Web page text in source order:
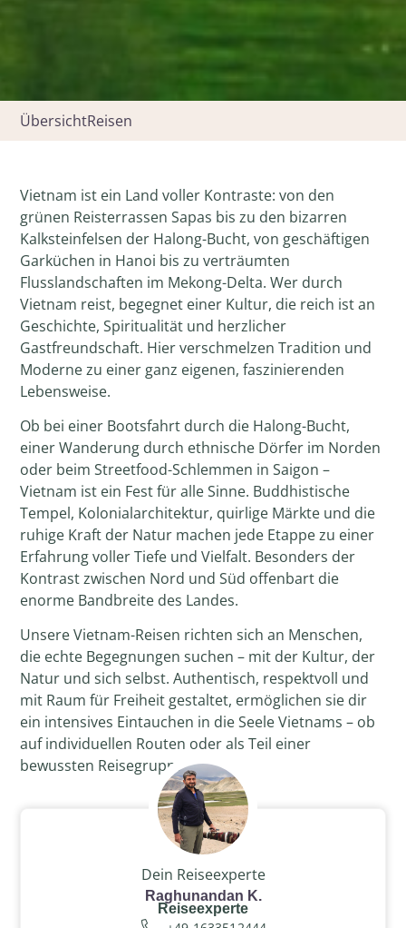
ÜbersichtReisen
Vietnam ist ein Land voller Kontraste: von den
grünen Reisterrassen Sapas bis zu den bizarren
Kalksteinfelsen der Halong-Bucht, von geschäftigen
Garküchen in Hanoi bis zu verträumten
Flusslandschaften im Mekong-Delta. Wer durch
Vietnam reist, begegnet einer Kultur, die reich ist an
Geschichte, Spiritualität und herzlicher
Gastfreundschaft. Hier verschmelzen Tradition und
Moderne zu einer ganz eigenen, faszinierenden
Lebensweise.
Ob bei einer Bootsfahrt durch die Halong-Bucht,
einer Wanderung durch ethnische Dörfer im Norden
oder beim Streetfood-Schlemmen in Saigon –
Vietnam ist ein Fest für alle Sinne. Buddhistische
Tempel, Kolonialarchitektur, quirlige Märkte und die
ruhige Kraft der Natur machen jede Etappe zu einer
Erfahrung voller Tiefe und Vielfalt. Besonders der
Kontrast zwischen Nord und Süd offenbart die
enorme Bandbreite des Landes.
Unsere Vietnam-Reisen richten sich an Menschen,
die echte Begegnungen suchen – mit der Kultur, der
Natur und sich selbst. Authentisch, respektvoll und
mit Raum für Freiheit gestaltet, ermöglichen sie dir
ein intensives Eintauchen in die Seele Vietnams – ob
auf individuellen Routen oder als Teil einer
bewussten Reisegruppe.
Dein Reiseexperte
Raghunandan K.
Reiseexperte